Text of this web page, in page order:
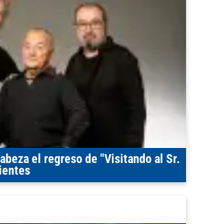
el regreso de "Visitando al Sr.